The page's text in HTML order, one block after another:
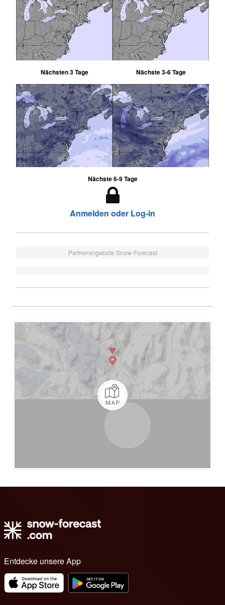
Nächsten 3 Tage Nächste 3-6 Tage
Nächste 6-9 Tage
Anmelden oder Log-in
Partnerangebote Snow-Forecast
Entdecke unsere App